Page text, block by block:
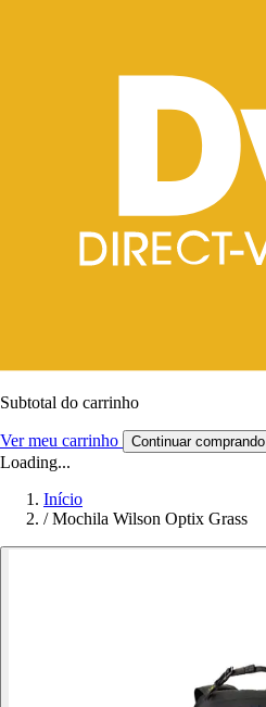
Subtotal do carrinho
Ver meu carrinho Continuar comprando
Loading...
Início
/ Mochila Wilson Optix Grass